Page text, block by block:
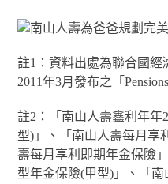
註1：資料出處為聯合國經
2011年3月發布之「
註2：「南山人壽鑫利年年
型)」、「南山人壽每月享
壽每月享利即期年金保險
型年金保險(甲型)」、「